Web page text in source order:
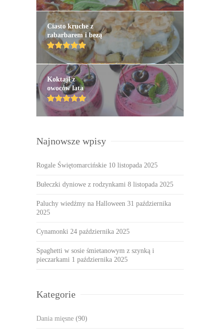
Ciasto kruche z
rabarbarem i bezą
Koktajl z
owoców lata
Najnowsze wpisy
Rogale Świętomarcińskie 10 listopada 2025
Bułeczki dyniowe z rodzynkami 8 listopada 2025
Paluchy wiedźmy na Halloween 31 października
2025
Cynamonki 24 października 2025
Spaghetti w sosie śmietanowym z szynką i
pieczarkami 1 października 2025
Kategorie
Dania mięsne (90)